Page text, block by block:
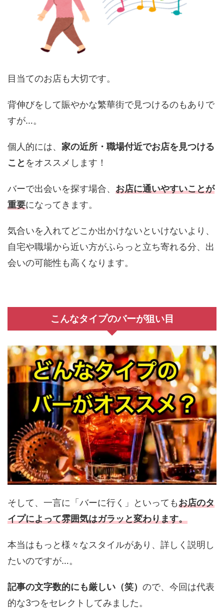
目当てのお店も大切です。
背伸びをして賑やかな繁華街で見つけるのもありで
すが…。
個人的には、 家の近所・職場付近でお店を見つける
こと をオススメします！
バーで出会いを探す場合、 お店に通いやすいことが
重要になってきます。
気合いを入れてどこか出かけないといけないより、
自宅や職場から近い方がふらっと立ち寄れる分、出
会いの可能性も高くなります。
こんなタイプのバーが狙い目
そして、一言に「バーに行く」といってもお店のタ
イプによって雰囲気はガラッと変わります。
本当はもっと様々なスタイルがあり、詳しく説明し
たいのですが…。
記事の文字数的にも厳しい（笑） ので、今回は代表
的な3つをセレクトしてみました。